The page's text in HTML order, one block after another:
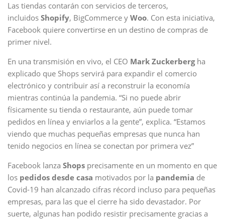
Las tiendas contarán con servicios de terceros,
incluidos Shopify, BigCommerce y Woo. Con esta iniciativa,
Facebook quiere convertirse en un destino de compras de
primer nivel.
En una transmisión en vivo, el CEO Mark Zuckerberg ha
explicado que Shops servirá para expandir el comercio
electrónico y contribuir así a reconstruir la economía
mientras continúa la pandemia. “Si no puede abrir
físicamente su tienda o restaurante, aún puede tomar
pedidos en línea y enviarlos a la gente”, explica. “Estamos
viendo que muchas pequeñas empresas que nunca han
tenido negocios en línea se conectan por primera vez”
Facebook lanza Shops precisamente en un momento en que
los pedidos desde casa motivados por la pandemia de
Covid-19 han alcanzado cifras récord incluso para pequeñas
empresas, para las que el cierre ha sido devastador. Por
suerte, algunas han podido resistir precisamente gracias a